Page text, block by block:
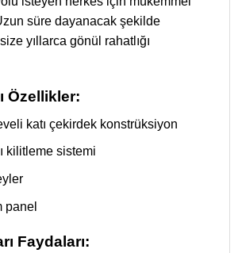
süre dayanacak şekilde
size yıllarca gönül rahatlığı
Özellikler:
katı çekirdek konstrüksiyon
kilitleme sistemi
panel
Faydaları: